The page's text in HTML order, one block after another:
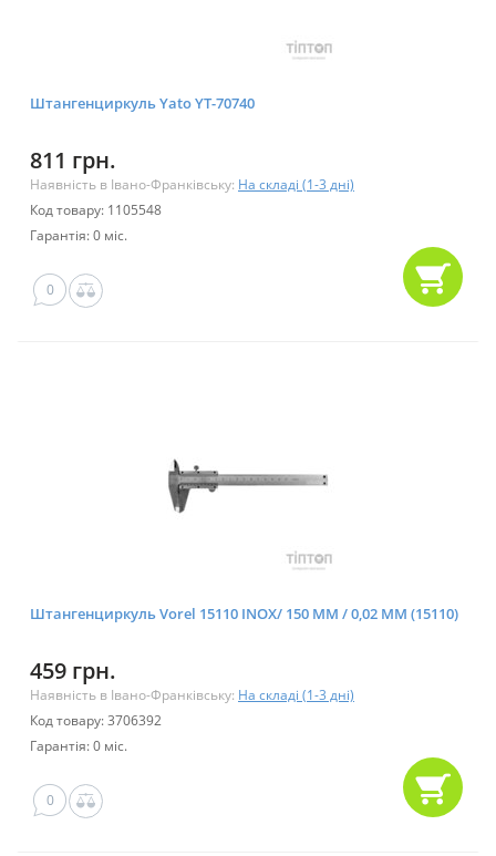
Штангенциркуль Yato YT-70740
811 грн.
Наявність в Івано-Франківську: На складі (1-3 дні)
Код товару: 1105548
Гарантія: 0 міс.
0
Штангенциркуль Vorel 15110 INOX/ 150 ММ / 0,02 ММ (15110)
459 грн.
Наявність в Івано-Франківську: На складі (1-3 дні)
Код товару: 3706392
Гарантія: 0 міс.
0